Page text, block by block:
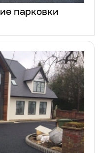
парковки